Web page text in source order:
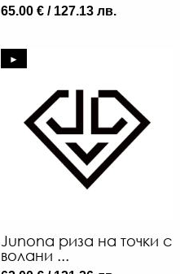
65.00 € / 127.13 лв.
►
Junona риза на точки с
волани ...